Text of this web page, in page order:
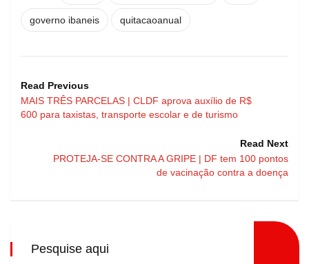
governo ibaneis quitacaoanual
Read Previous
MAIS TRÊS PARCELAS | CLDF aprova auxílio de R$
600 para taxistas, transporte escolar e de turismo
Read Next
PROTEJA-SE CONTRA A GRIPE | DF tem 100 pontos
de vacinação contra a doença
Pesquise aqui